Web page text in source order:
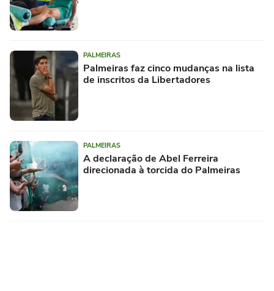
PALMEIRAS
Palmeiras faz cinco mudanças na lista
de inscritos da Libertadores
PALMEIRAS
A declaração de Abel Ferreira
direcionada à torcida do Palmeiras